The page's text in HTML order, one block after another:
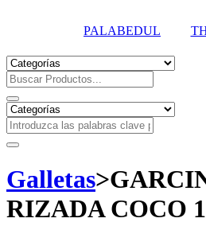
PALABEDUL
Galletas>
RIZADA COCO